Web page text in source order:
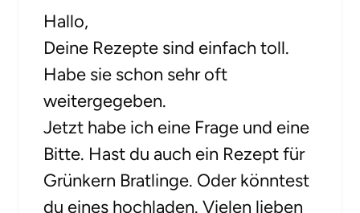
Hallo,
Deine Rezepte sind einfach toll.
Habe sie schon sehr oft
weitergegeben.
Jetzt habe ich eine Frage und eine
Bitte. Hast du auch ein Rezept für
Grünkern Bratlinge. Oder könntest
du eines hochladen. Vielen lieben